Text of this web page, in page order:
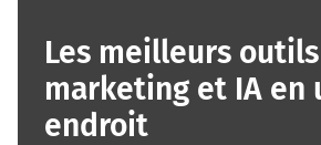
Les meilleurs outils
marketing et IA en
endroit